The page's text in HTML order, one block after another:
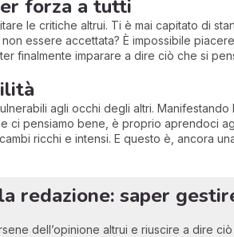
forza a tutti
le critiche altrui. Ti è mai capitato di
essere accettata? È impossibile
finalmente imparare a dire ciò che si
agli occhi degli altri.
ci pensiamo bene, è proprio aprendoci
ricchi e intensi. E questo è, ancora
redazione: saper
dell’opinione altrui e riuscire a dire